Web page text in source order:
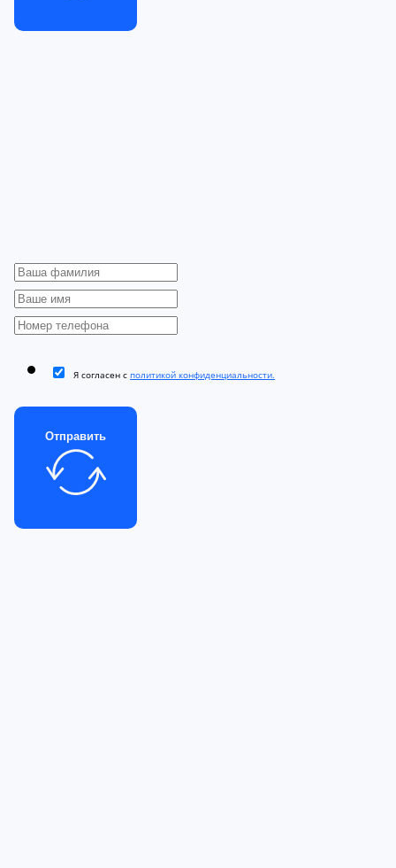
Я согласен с политикой конфиденциальности.
Отправить